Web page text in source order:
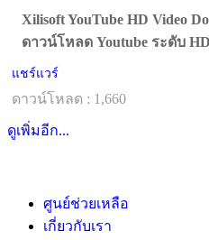
Xilisoft YouTube HD Video
ดาวน์โหลด Youtube ระดับ
แชร์แวร์
ดาวน์โหลด : 1,660
ดูเพิ่มอีก...
ศูนย์ช่วยเหลือ
เกี่ยวกับเรา